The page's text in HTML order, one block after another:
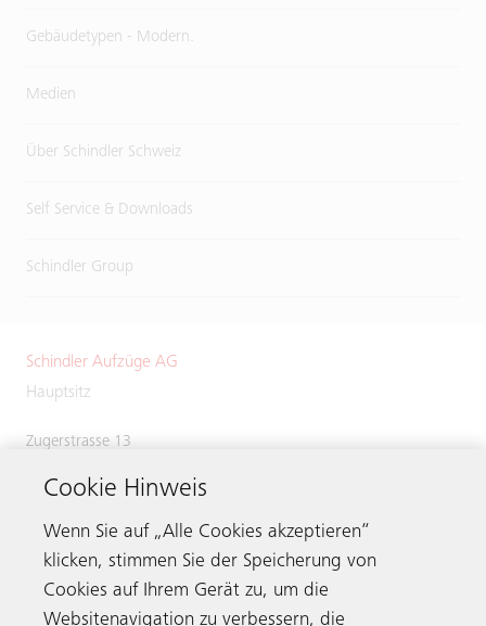
Gebäudetypen - Modern.
Medien
Über Schindler Schweiz
Self Service & Downloads
Schindler Group
Schindler Aufzüge AG
Hauptsitz
Zugerstrasse 13
Switzerland
Phone:+41 41 445 31 31
Cookie Hinweis
Wenn Sie auf „Alle Cookies akzeptieren“
klicken, stimmen Sie der Speicherung von
Cookies auf Ihrem Gerät zu, um die
Websitenavigation zu verbessern, die